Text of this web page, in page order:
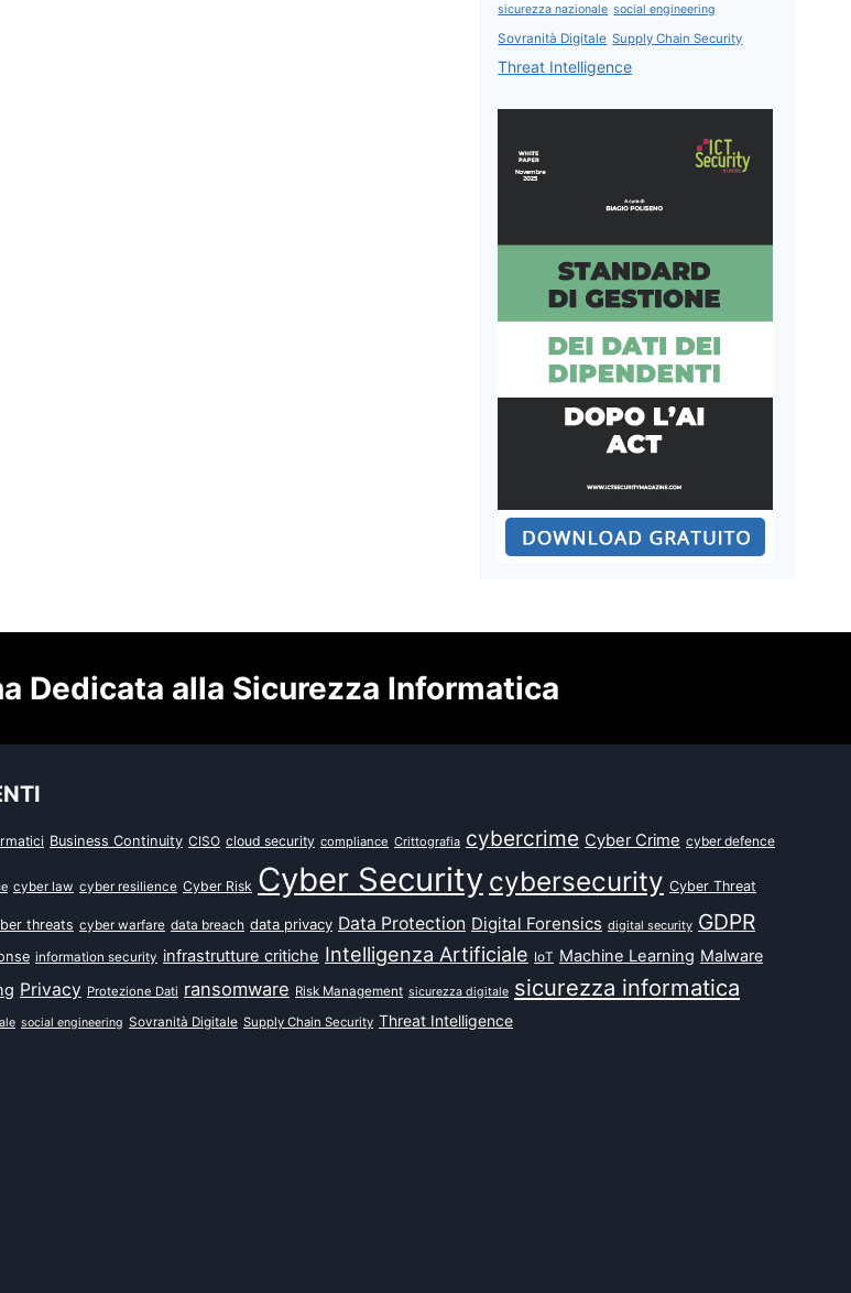
sicurezza nazionale social engineering
Sovranità Digitale Supply Chain Security
Threat Intelligence
Dedicata alla Sicurezza Informatica
Business Continuity CISO cloud security compliance Crittografia cybercrime Cyber Crime cyber defence
cyber law cyber resilience Cyber Risk Cyber Security cybersecurity Cyber Threat
threats cyber warfare data breach data privacy Data Protection Digital Forensics digital security GDPR
information security infrastrutture critiche Intelligenza Artificiale IoT Machine Learning Malware
Privacy Protezione Dati ransomware Risk Management sicurezza digitale sicurezza informatica
social engineering Sovranità Digitale Supply Chain Security Threat Intelligence